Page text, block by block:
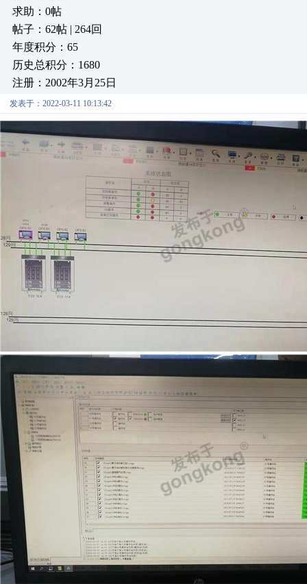
求助：0帖
帖子：62帖 | 264回
年度积分：65
历史总积分：1680
注册：2002年3月25日
发表于：2022-03-11 10:13:42